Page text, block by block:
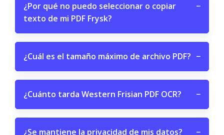
¿Por qué no puedo seleccionar o copiar
texto de mi PDF Frysk?
−
¿Cuál es el tamaño máximo de archivo PDF? −
¿Cuánto tarda Western Frisian PDF OCR? −
¿Se mantiene la privacidad de mis datos? −